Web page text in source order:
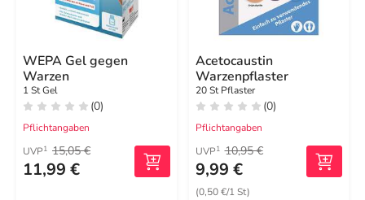
WEPA Gel gegen
Warzen
1 St Gel
(0)
Pflichtangaben
UVP1 15,05 €
11,99 €
Acetocaustin
Warzenpflaster
20 St Pflaster
(0)
Pflichtangaben
UVP1 10,95 €
9,99 €
(0,50 €/1 St)